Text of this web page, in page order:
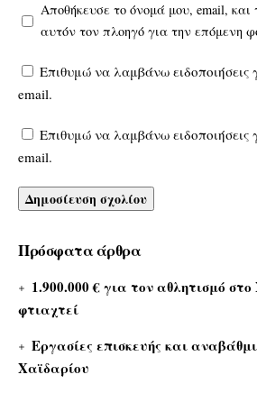
Αποθήκευσε το όνομά μου, email, και
αυτόν τον πλοηγό για την επόμενη
Επιθυμώ να λαμβάνω ειδοποιήσεις
email.
Επιθυμώ να λαμβάνω
email.
Πρόσφατα άρθρα
1.900.000 € για τον αθλητισμό
φτιαχτεί
Εργασίες επισκευής και
Χαϊδαρίου